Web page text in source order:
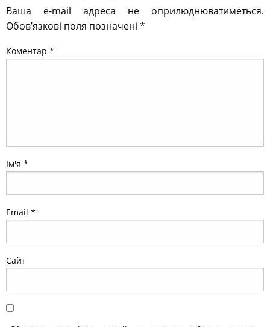
Ваша e-mail адреса не оприлюднюватиметься.
Обов’язкові поля позначені *
Коментар *
Ім'я *
Email *
Сайт